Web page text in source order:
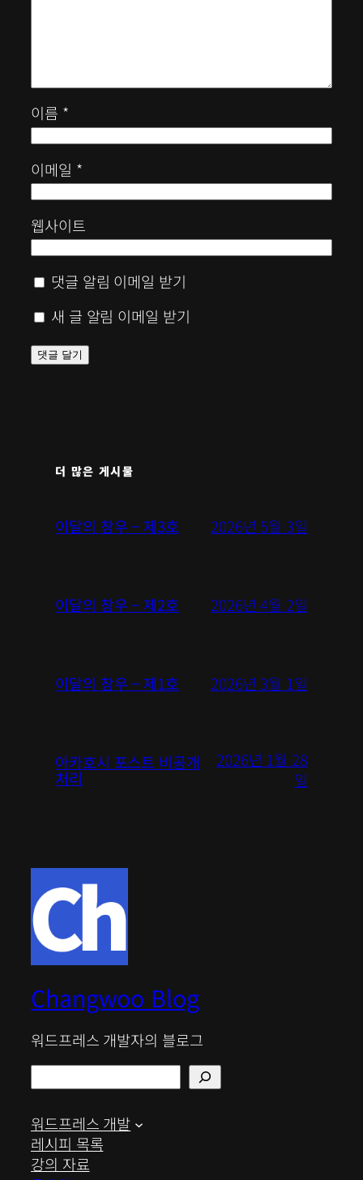
이름 *
이메일 *
웹사이트
댓글 알림 이메일 받기
새 글 알림 이메일 받기
더 많은 게시물
이달의 창우 – 제3호 2026년 5월 3일
이달의 창우 – 제2호 2026년 4월 2일
이달의 창우 – 제1호 2026년 3월 1일
아카호시 포스트 비공개
처리
2026년 1월 28
일
Changwoo Blog
워드프레스 개발자의 블로그
색
워드프레스 개발
레시피 목록
강의 자료